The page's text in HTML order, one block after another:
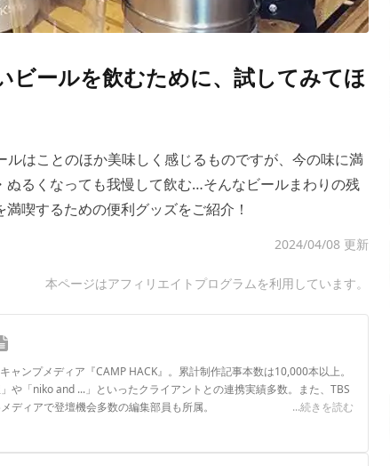
ビールを飲むために、試してみてほ
はことのほか美味しく感じるものですが、今の味に満
るくなっても我慢して飲む…そんなビールまわりの残
喫するための便利グッズをご紹介！
2024/04/08 更新
本ページはアフィリエイトプログラムを利用しています。
ャンプメディア『CAMP HACK』。累計制作記事本数は10,000本以上。
や「niko and ...」といったクライアントとの連携実績多数。また、TBS
ディアで登壇機会多数の編集部員も所属。
...続きを読む